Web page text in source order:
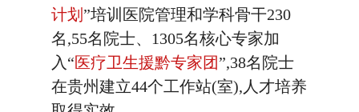
计划 ”培训医院管理和学科骨干230
名,55名院士、1305名核心专家加
入“医疗卫生援黔专家团”,38名院士
在贵州建立44个工作站(室),人才培养